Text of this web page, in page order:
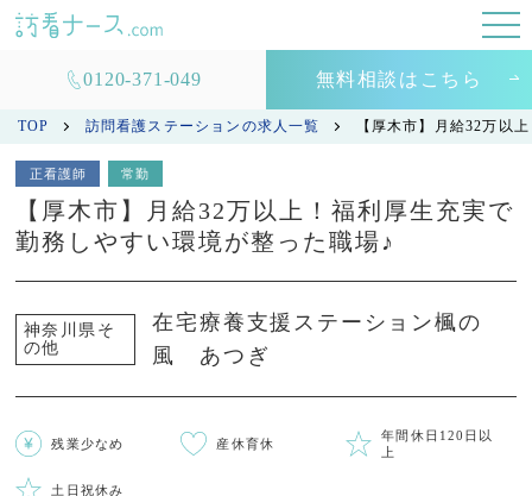
0120-371-049 無料相談はこちら
TOP 訪問看護ステーションの求人一覧 【厚木市】月給32万以
正看護師 常勤
【厚木市】月給32万以上！福利厚生充実で
勤務しやすい環境が整った職場♪
神奈川県そ
の他
在宅療養支援ステーション楓の
風 あつぎ
残業少なめ 産休育休
年間休日120日以
上
土日祝休み